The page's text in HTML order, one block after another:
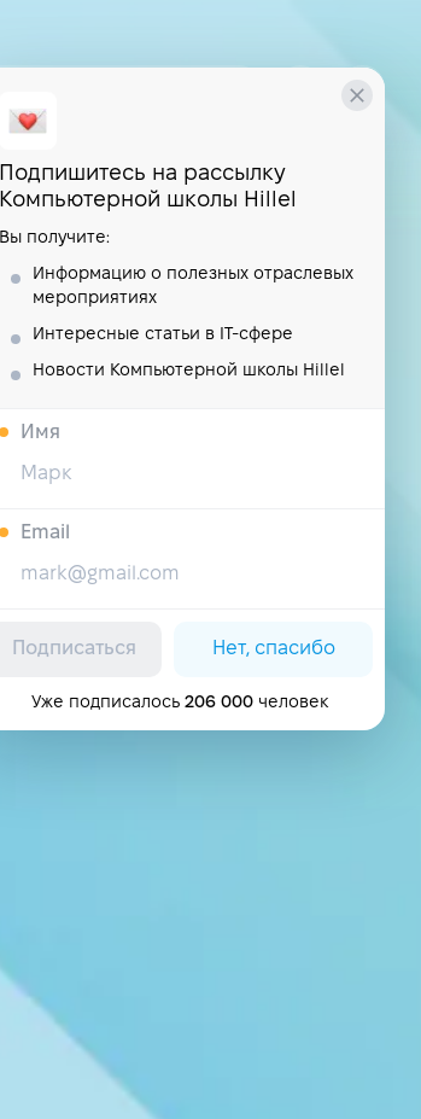
Подпишитесь на рассылку
Компьютерной школы Hillel
Вы получите:
Информацию о полезных отраслевых
мероприятиях
Интересные статьи в IT-сфере
Новости Компьютерной школы Hillel
Имя
Email
Подписаться Нет, спасибо
Уже подписалось 206 000 человек